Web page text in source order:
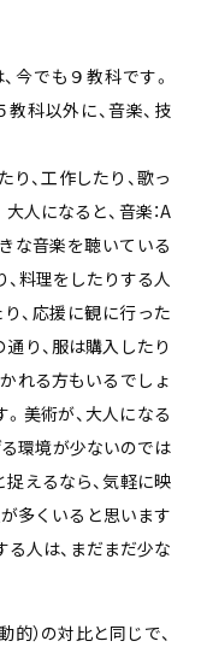
今でも９教科です。
教科以外に、音楽、技
り、工作したり、歌っ
人になると、音楽：A
な音楽を聴いている
、料理をしたりする人
、応援に観に行った
通り、服は購入したり
れる方もいるでしょ
美術が、大人になる
環境が少ないのでは
えるなら、気軽に映
多くいると思います
る人は、まだまだ少な
的）の対比と同じで、